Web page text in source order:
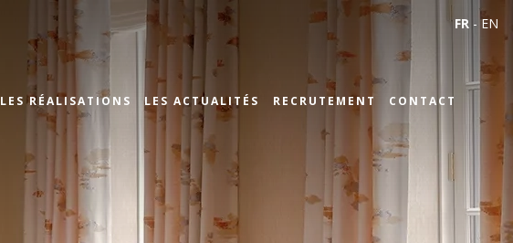
FR -EN
LES RÉALISATIONS LES ACTUALITÉS RECRUTEMENT CONTACT